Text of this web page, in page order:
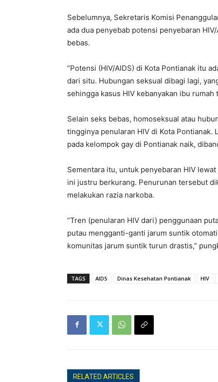
Sebelumnya, Sekretaris Komisi
ada dua penyebab potensi penyebaran
bebas.
“Potensi (HIV/AIDS) di Kota Pontianak itu
dari situ. Hubungan seksual dibagi lagi,
sehingga kasus HIV kebanyakan ibu rumah
Selain seks bebas, homoseksual atau
tingginya penularan HIV di Kota Pontianak.
pada kelompok gay di Pontianak naik,
Sementara itu, untuk penyebaran HIV
ini justru berkurang. Penurunan tersebut
melakukan razia narkoba.
“Tren (penularan HIV dari) penggunaan
putau mengganti-ganti jarum suntik
komunitas jarum suntik turun drastis,”
TAGS AIDS Dinas Kesehatan Pontianak HIV
RELATED ARTICLES